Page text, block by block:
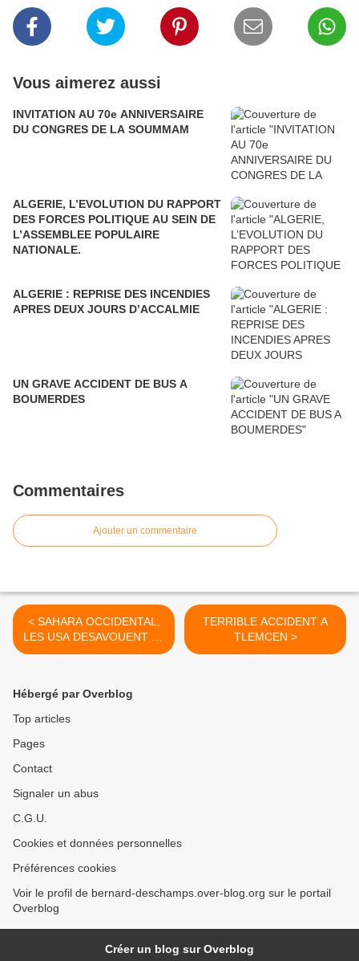
Vous aimerez aussi
INVITATION AU 70e ANNIVERSAIRE
DU CONGRES DE LA SOUMMAM
ALGERIE, L’EVOLUTION DU RAPPORT
DES FORCES POLITIQUE AU SEIN DE
L’ASSEMBLEE POPULAIRE
NATIONALE.
ALGERIE : REPRISE DES INCENDIES
APRES DEUX JOURS D’ACCALMIE
UN GRAVE ACCIDENT DE BUS A
BOUMERDES
Commentaires
Ajouter un commentaire
< SAHARA OCCIDENTAL,
LES USA DESAVOUENT LE
MAROC.
TERRIBLE ACCIDENT A
TLEMCEN >
Hébergé par Overblog
Top articles
Pages
Contact
Signaler un abus
C.G.U.
Cookies et données personnelles
Préférences cookies
Voir le profil de bernard-deschamps.over-blog.org sur le portail
Overblog
Créer un blog sur Overblog